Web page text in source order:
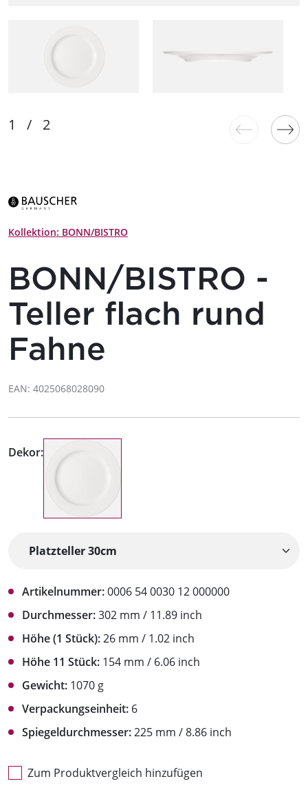
Kollektion: BONN/BISTRO
BONN/BISTRO -
Teller flach rund
Fahne
EAN: 4025068028090
Dekor:
Artikelnummer:0006 54 0030 12 000000
Durchmesser:302 mm / 11.89 inch
Höhe (1 Stück):26 mm / 1.02 inch
Höhe 11 Stück: 154 mm / 6.06 inch
Gewicht: 1070 g
Verpackungseinheit: 6
Spiegeldurchmesser:225 mm / 8.86 inch
Zum Produktvergleich hinzufügen